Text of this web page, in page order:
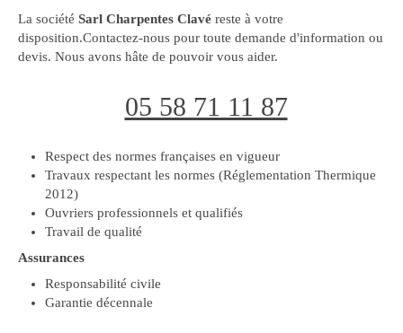
La société Sarl Charpentes Clavé reste à votre
disposition.Contactez-nous pour toute demande d'information ou
devis. Nous avons hâte de pouvoir vous aider.
05 58 71 11 87
Respect des normes françaises en vigueur
Travaux respectant les normes (Réglementation Thermique
2012)
Ouvriers professionnels et qualifiés
Travail de qualité
Assurances
Responsabilité civile
Garantie décennale